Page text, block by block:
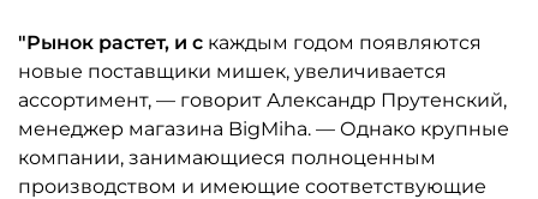
"Рынок растет, и с каждым годом появляются
новые поставщики мишек, увеличивается
ассортимент, — говорит Александр Прутенский,
менеджер магазина BigMiha. — Однако крупные
компании, занимающиеся полноценным
производством и имеющие соответствующие